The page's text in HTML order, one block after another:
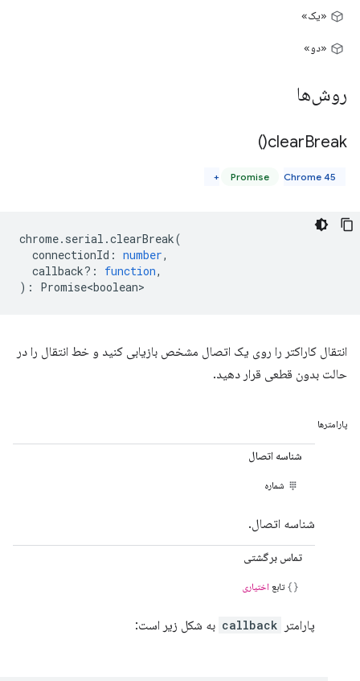
«یک»
«دو»
روش‌ها
clearBreak(
)
Promise Chrome 45+
chrome. serial .clearBreak(
connectionId : number,
callback? : function,
) : Promise<boolean>
انتقال کاراکتر را روی یک اتصال مشخص بازیابی کنید و خط انتقال را در
حالت بدون قطعی قرار دهید.
پارامترها
شناسه اتصال
شماره
شناسه اتصال.
تماس برگشتی
تابع اختیاری
پارامتر callback به شکل زیر است: